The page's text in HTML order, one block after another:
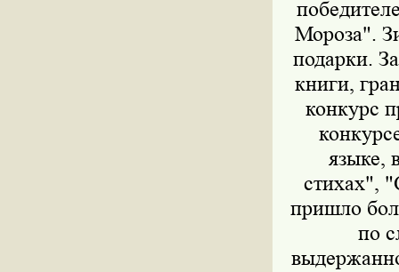
Мороза".
подарки.
книги,
конкурс
языке,
стихах",
пришло
по